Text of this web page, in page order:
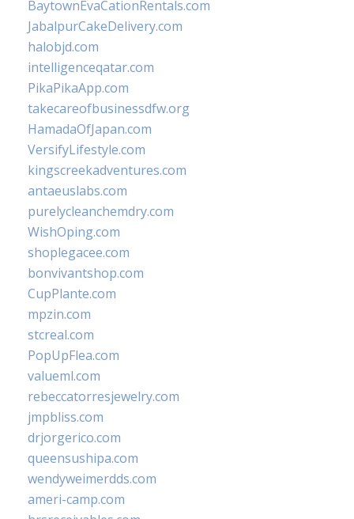
BaytownEvaCationRentals.com
JabalpurCakeDelivery.com
halobjd.com
intelligenceqatar.com
PikaPikaApp.com
takecareofbusinessdfw.org
HamadaOfJapan.com
VersifyLifestyle.com
kingscreekadventures.com
antaeuslabs.com
purelycleanchemdry.com
WishOping.com
shoplegacee.com
bonvivantshop.com
CupPlante.com
mpzin.com
stcreal.com
PopUpFlea.com
valueml.com
rebeccatorresjewelry.com
jmpbliss.com
drjorgerico.com
queensushipa.com
wendyweimerdds.com
ameri-camp.com